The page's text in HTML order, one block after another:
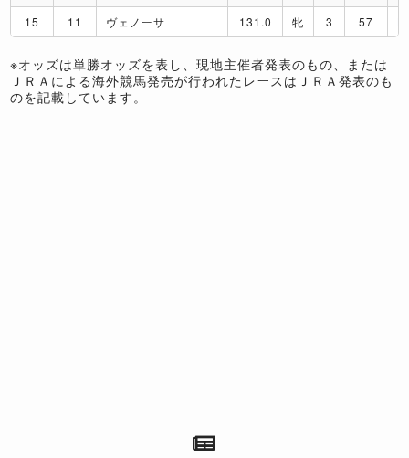
15
11 ヴェノーサ 131.0 牝 3 57
※オッズは単勝オッズを表し、現地主催者発表のもの、または
ＪＲＡによる海外競馬発売が行われたレースはＪＲＡ発表のも
のを記載しています。